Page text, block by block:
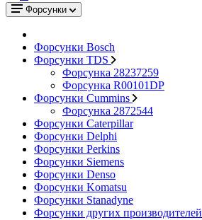
Форсунки
Форсунки Bosch
Форсунки TDS
Форсунка 28237259
Форсунка R00101DP
Форсунки Cummins
Форсунка 2872544
Форсунки Caterpillar
Форсунки Delphi
Форсунки Perkins
Форсунки Siemens
Форсунки Denso
Форсунки Komatsu
Форсунки Stanadyne
Форсунки других производителей